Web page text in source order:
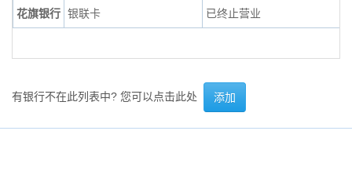
花旗银行 银联卡 已终止营业
有银行不在此列表中? 您可以点击此处 添加